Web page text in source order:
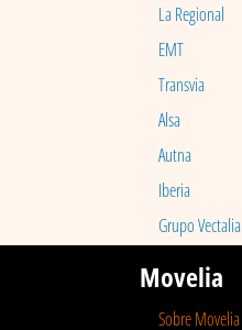
La Regional
EMT
Transvia
Alsa
Autna
Iberia
Grupo Vectalia
Movelia
Sobre Movelia